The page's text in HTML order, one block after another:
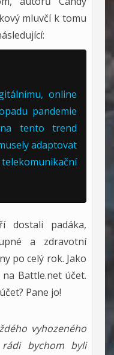
mluvčí k tomu
online
pandemie
tento trend
adaptovat
dostali padáka,
a zdravotní
po celý rok. Jako
Battle.net účet.
Pane jo!
vyhozeného
bychom byli